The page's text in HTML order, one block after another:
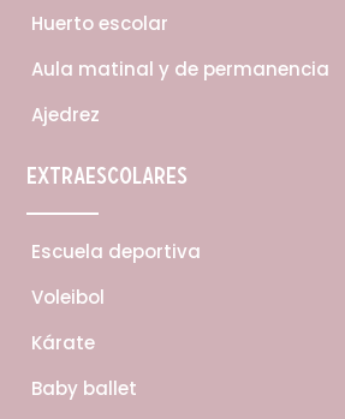
Huerto escolar
Aula matinal y de permanencia
Ajedrez
Extraescolares
Escuela deportiva
Voleibol
Kárate
Baby ballet